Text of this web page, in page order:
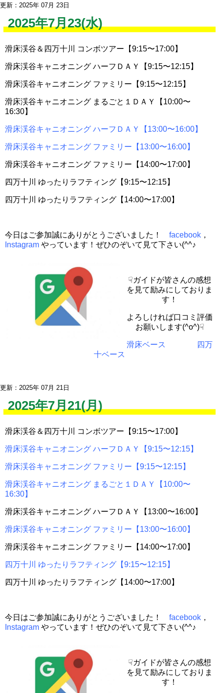
更新：2025年 07月 23日
2025年7月23(水)
滑床渓谷＆四万十川 コンボツアー【9:15〜17:00】
滑床渓谷キャニオニング ハーフＤＡＹ【9:15〜12:15】
滑床渓谷キャニオニング ファミリー【9:15〜12:15】
滑床渓谷キャニオニング まるごと１ＤＡＹ【10:00〜
16:30】
滑床渓谷キャニオニング ハーフＤＡＹ【13:00〜16:00】
滑床渓谷キャニオニング ファミリー【13:00〜16:00】
滑床渓谷キャニオニング ファミリー【14:00〜17:00】
四万十川 ゆったりラフティング【9:15〜12:15】
四万十川 ゆったりラフティング【14:00〜17:00】
今日はご参加誠にありがとうございました！ facebook ，
Instagram やっています！ぜひのぞいて見て下さい(^^♪
☟ガイドが皆さんの感想
を見て励みにしておりま
す！
よろしければ口コミ評価
お願いします(^o^)☟
滑床ベース
四万
十ベース
更新：2025年 07月 21日
2025年7月21(月)
滑床渓谷＆四万十川 コンボツアー【9:15〜17:00】
滑床渓谷キャニオニング ハーフＤＡＹ【9:15〜12:15】
滑床渓谷キャニオニング ファミリー【9:15〜12:15】
滑床渓谷キャニオニング まるごと１ＤＡＹ【10:00〜
16:30】
滑床渓谷キャニオニング ハーフＤＡＹ【13:00〜16:00】
滑床渓谷キャニオニング ファミリー【13:00〜16:00】
滑床渓谷キャニオニング ファミリー【14:00〜17:00】
四万十川 ゆったりラフティング【9:15〜12:15】
四万十川 ゆったりラフティング【14:00〜17:00】
今日はご参加誠にありがとうございました！ facebook ，
Instagram やっています！ぜひのぞいて見て下さい(^^♪
☟ガイドが皆さんの感想
を見て励みにしておりま
す！